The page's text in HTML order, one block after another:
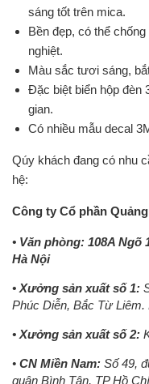
sáng tốt trên mica.
Bền đẹp, có thể
nghiệt.
Màu sắc tươi sáng,
Đặc biệt biển hộp đèn
gian.
Có nhiều mẫu decal
Qúy khách đang có nhu
hệ:
Công ty Cổ phần
• Văn phòng: 108A Ngõ
Hà Nội
• Xưởng sản xuất số 1:
Phúc Diễn, Bắc Từ Liêm.
• Xưởng sản xuất số 2:
• CN Miền Nam: Số 49,
quận Bình Tân, TP Hồ